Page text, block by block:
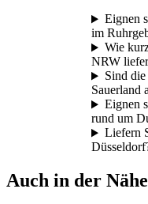
Eignen
im
Wie
NRW
Sind
Sauerland
Eignen
rund um
Liefern
Auch in der Nähe